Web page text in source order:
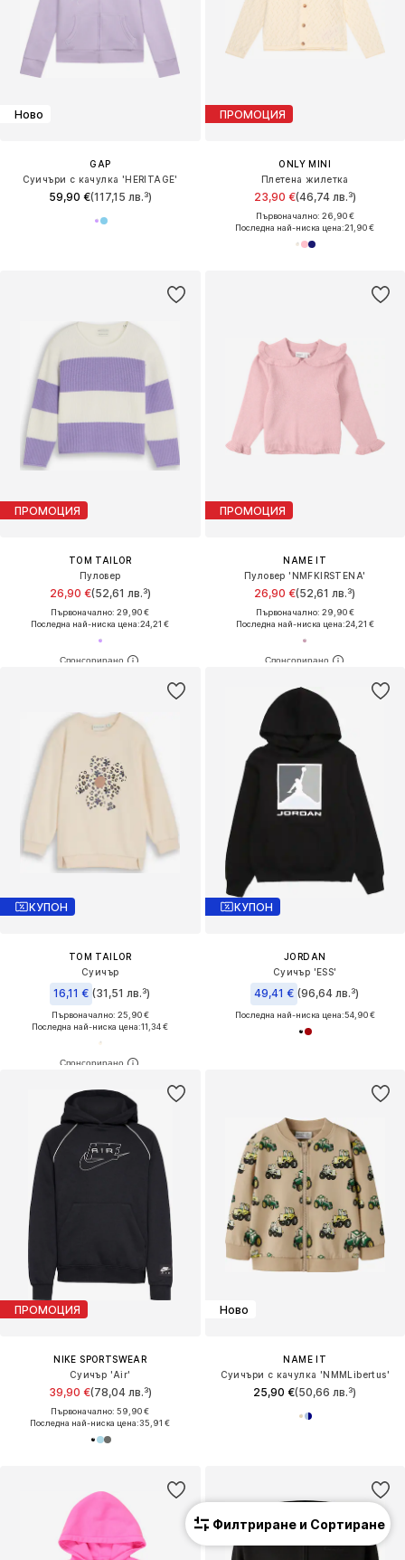
Ново
GAP
Суичъри с качулка 'HERITAGE'
59,90 €(117,15 лв.³)
ПРОМОЦИЯ
ONLY MINI
Плетена жилетка
23,90 €(46,74 лв.³)
Първоначално: 26,90 €
Последна най-ниска цена:21,90 €
ПРОМОЦИЯ
TOM TAILOR
Пуловер
26,90 €(52,61 лв.³)
Първоначално: 29,90 €
Последна най-ниска цена:24,21 €
ПРОМОЦИЯ
NAME IT
Пуловер 'NMFKIRSTENA'
26,90 €(52,61 лв.³)
Първоначално: 29,90 €
Последна най-ниска цена:24,21 €
КУПОН
TOM TAILOR
Суичър
16,11 € (31,51 лв.³)
Първоначално: 25,90 €
Последна най-ниска цена:11,34 €
КУПОН
JORDAN
Суичър 'ESS'
49,41 € (96,64 лв.³)
Последна най-ниска цена:54,90 €
ПРОМОЦИЯ
NIKE SPORTSWEAR
Суичър 'Air'
39,90 €(78,04 лв.³)
Първоначално: 59,90 €
Последна най-ниска цена:35,91 €
Ново
NAME IT
Суичъри с качулка 'NMMLibertus'
25,90 €(50,66 лв.³)
Филтриране и Сортиране